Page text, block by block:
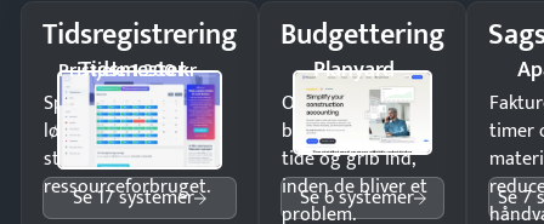
Tidsregistrering
Tidsmester
Pristjek: 1.200 kr
Spar tid på
lønberegning og få
styr på
ressourceforbruget.
Se 17 systemer
Budgettering
Planyard
Opdag
budgetafvigelser i
tide og grib ind,
inden de bliver et
problem.
Se 6 systemer
timer
Se 7